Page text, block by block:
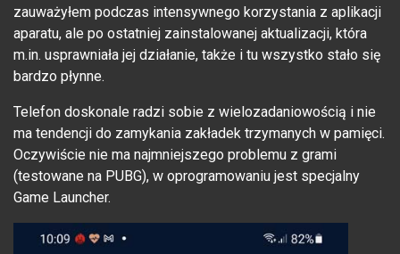
zauważyłem podczas intensywnego korzystania z aplikacji
aparatu, ale po ostatniej zainstalowanej aktualizacji, która
m.in. usprawniała jej działanie, także i tu wszystko stało się
bardzo płynne.
Telefon doskonale radzi sobie z wielozadaniowością i nie
ma tendencji do zamykania zakładek trzymanych w pamięci.
Oczywiście nie ma najmniejszego problemu z grami
(testowane na PUBG), w oprogramowaniu jest specjalny
Game Launcher.